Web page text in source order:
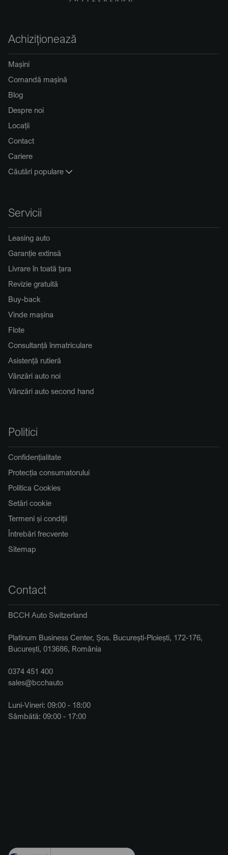
Achiziționează
Mașini
Comandă mașină
Blog
Despre noi
Locații
Contact
Cariere
Căutări populare
Servicii
Leasing auto
Garanție extinsă
Livrare în toată țara
Revizie gratuită
Buy-back
Vinde mașina
Flote
Consultanță înmatriculare
Asistență rutieră
Vânzări auto noi
Vânzări auto second hand
Politici
Confidențialitate
Protecția consumatorului
Politica Cookies
Setări cookie
Termeni și condiții
Întrebări frecvente
Sitemap
Contact
BCCH Auto Switzerland
Platinum Business Center, Șos. București-Ploiești, 172-176,
București, 013686, România
0374 451 400
sales@bcchauto
Luni-Vineri: 09:00 - 18:00
Sâmbătă: 09:00 - 17:00